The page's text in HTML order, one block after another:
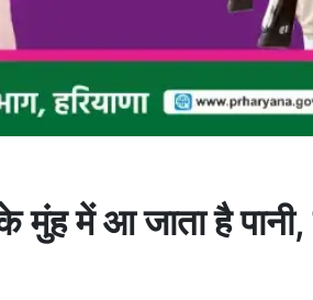
मुंह में आ जाता है